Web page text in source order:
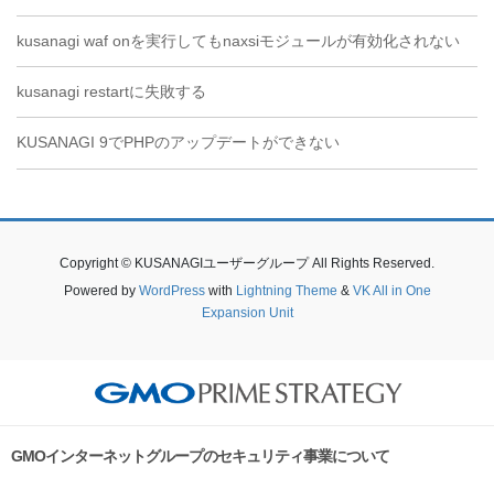
kusanagi waf onを実行してもnaxsiモジュールが有効化されない
kusanagi restartに失敗する
KUSANAGI 9でPHPのアップデートができない
Copyright © KUSANAGIユーザーグループ All Rights Reserved.
Powered by WordPresswith Lightning Theme & VK All in One
Expansion Unit
GMOインターネットグループのセキュリティ事業について